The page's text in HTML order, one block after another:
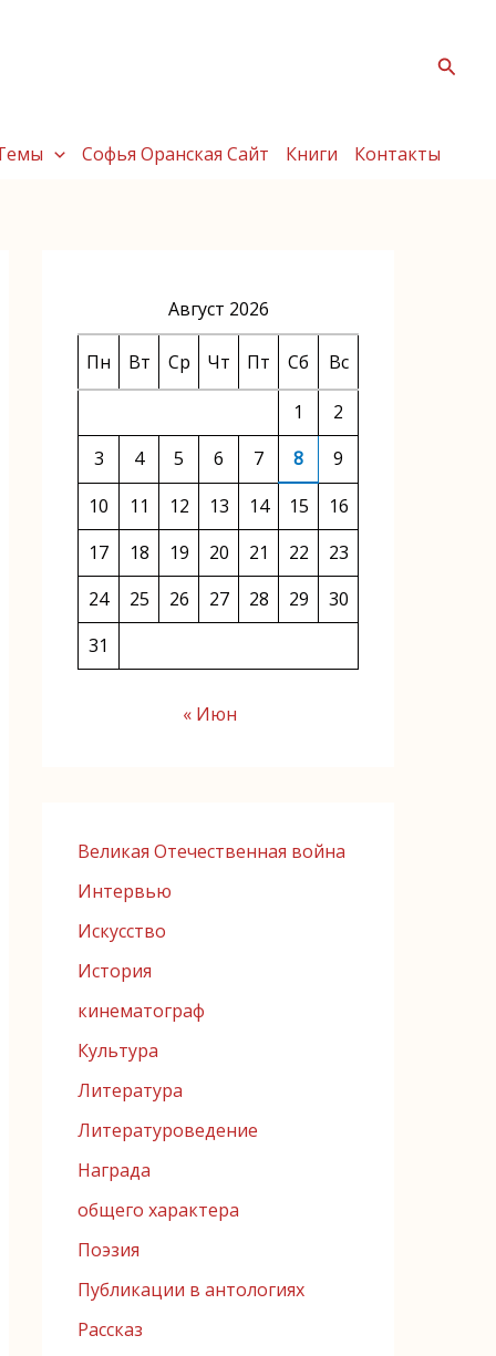
Поиск
Софья Оранская Сайт Книги Контакты
Август 2026
Пн Вт Ср Чт Пт Сб Вс
1
2
3
4 5 6 7 8
9
10
11 12 13 14 15
16
17
18 19 20 21 22
23
24
25 26 27 28 29
30
31
« Июн
Великая Отечественная война
Интервью
Искусство
История
кинематограф
Культура
Литература
Литературоведение
Награда
общего характера
Поэзия
Публикации в антологиях
Рассказ